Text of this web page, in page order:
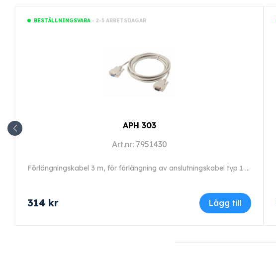
BESTÄLLNINGSVARA- 2-5 ARBETSDAGAR
APH 303
Art.nr: 7951430
Förlängningskabel 3 m, för förlängning av anslutningskabel typ 1 och 2.
314 kr Lägg till